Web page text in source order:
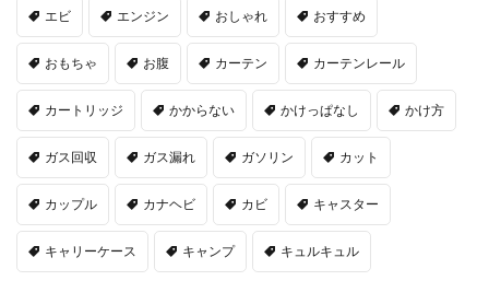
エビ エンジン おしゃれ おすすめ
おもちゃ お腹 カーテン カーテンレール
カートリッジ かからない かけっぱなし かけ方
ガス回収 ガス漏れ ガソリン カット
カップル カナヘビ カビ キャスター
キャリーケース キャンプ キュルキュル